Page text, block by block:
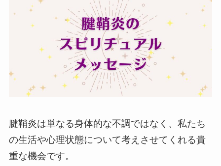
腱鞘炎は単なる身体的な不調ではなく、私たち
の生活や心理状態について考えさせてくれる貴
重な機会です。